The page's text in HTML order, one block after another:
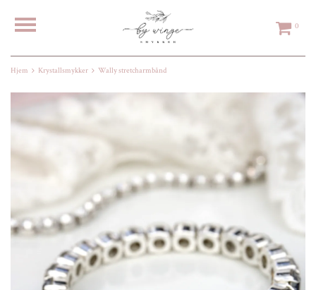
0
Hjem Krystallsmykker Wally stretcharmbånd